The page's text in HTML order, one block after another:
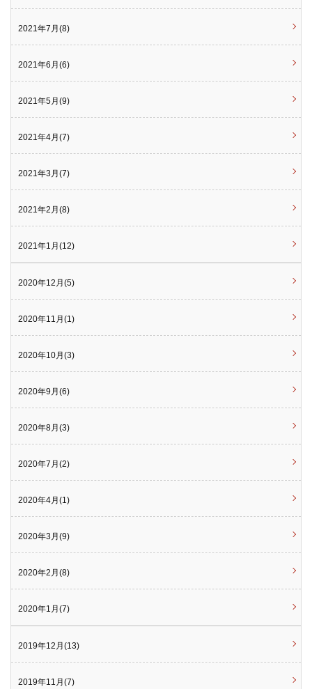
2021年7月(8)
2021年6月(6)
2021年5月(9)
2021年4月(7)
2021年3月(7)
2021年2月(8)
2021年1月(12)
2020年12月(5)
2020年11月(1)
2020年10月(3)
2020年9月(6)
2020年8月(3)
2020年7月(2)
2020年4月(1)
2020年3月(9)
2020年2月(8)
2020年1月(7)
2019年12月(13)
2019年11月(7)